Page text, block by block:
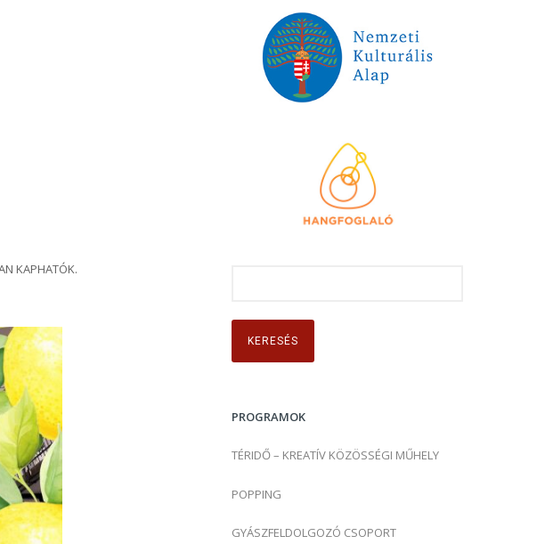
KAPHATÓK.
r
s
:PROGRAMOK
TÉRIDŐ – KREATÍV KÖZÖSSÉGI MŰHELY
POPPING
GYÁSZFELDOLGOZÓ CSOPORT